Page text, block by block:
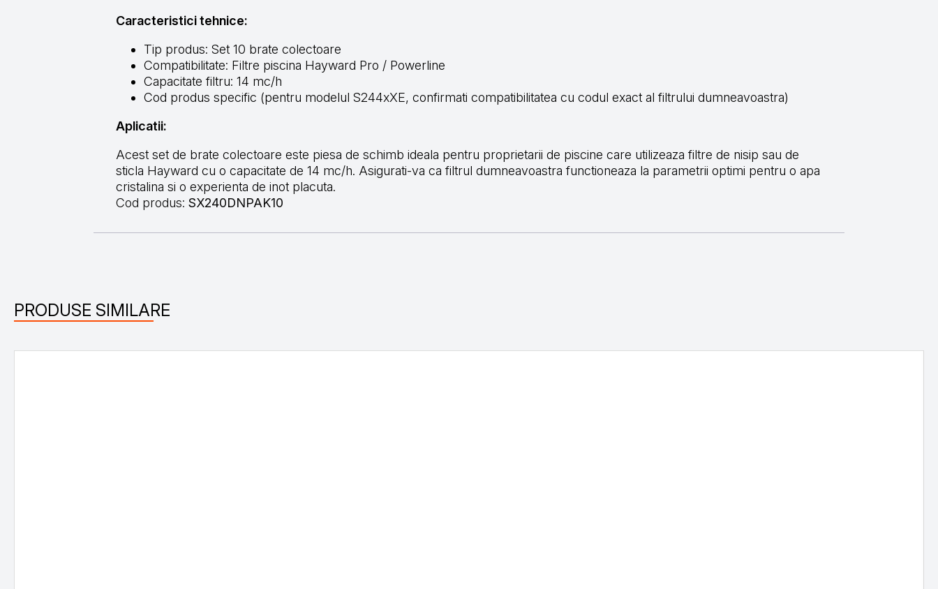
Caracteristici tehnice:
Tip produs: Set 10 brate colectoare
Compatibilitate: Filtre piscina Hayward Pro / Powerline
Capacitate filtru: 14 mc/h
Cod produs specific (pentru modelul S244xXE, confirmati compatibilitatea cu codul exact al filtrului dumneavoastra)
Aplicatii:
Acest set de brate colectoare este piesa de schimb ideala pentru proprietarii de piscine care utilizeaza filtre de nisip sau de
sticla Hayward cu o capacitate de 14 mc/h. Asigurati-va ca filtrul dumneavoastra functioneaza la parametrii optimi pentru o apa
cristalina si o experienta de inot placuta.
Cod produs: SX240DNPAK10
PRODUSE SIMILARE